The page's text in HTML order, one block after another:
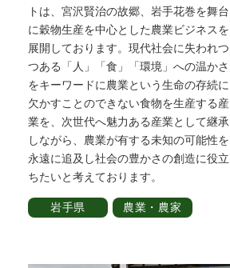
トは、宮沢賢治の故郷、岩手花巻を舞台
に穀物生産を中心とした農業ビジネスを
展開しております。現代社会に失われつ
つある「人」「食」「環境」への温かさ
をキーワードに農業という生命の存続に
欠かすことのできない食物を生産する産
業を、次世代へ魅力ある産業として継承
しながら、農業が有する未知の可能性を
永遠に追及し社会の豊かさの創造に役立
ちたいと考えております。
岩手県 農業・農家